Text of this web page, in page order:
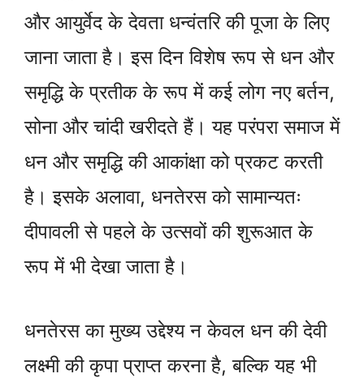
और आयुर्वेद के देवता धन्वंतरि की पूजा के लिए
जाना जाता है। इस दिन विशेष रूप से धन और
समृद्धि के प्रतीक के रूप में कई लोग नए बर्तन,
सोना और चांदी खरीदते हैं। यह परंपरा समाज में
धन और समृद्धि की आकांक्षा को प्रकट करती
है। इसके अलावा, धनतेरस को सामान्यतः
दीपावली से पहले के उत्सवों की शुरूआत के
रूप में भी देखा जाता है।
धनतेरस का मुख्य उद्देश्य न केवल धन की देवी
लक्ष्मी की कृपा प्राप्त करना है, बल्कि यह भी